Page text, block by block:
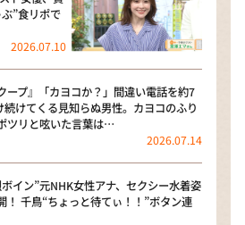
”食リポで
2026.07.10
ープ』「カヨコか？」間違い電話を約7
けてくる見知らぬ男性。カヨコのふり
ツリと呟いた言葉は…
2026.07.14
ボイン”元NHK女性アナ、セクシー水着姿
！ 千鳥“ちょっと待てぃ！！”ボタン連